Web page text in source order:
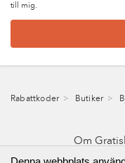
till mig.
Rabattkoder Butiker
Om